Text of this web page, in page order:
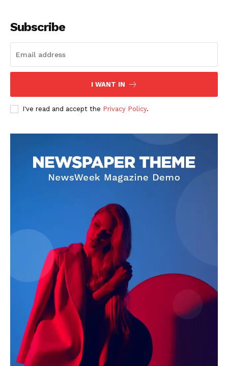
Contact us
Subscription Plans
My account
Subscribe
I WANT IN
I've read and accept the Privacy Policy.